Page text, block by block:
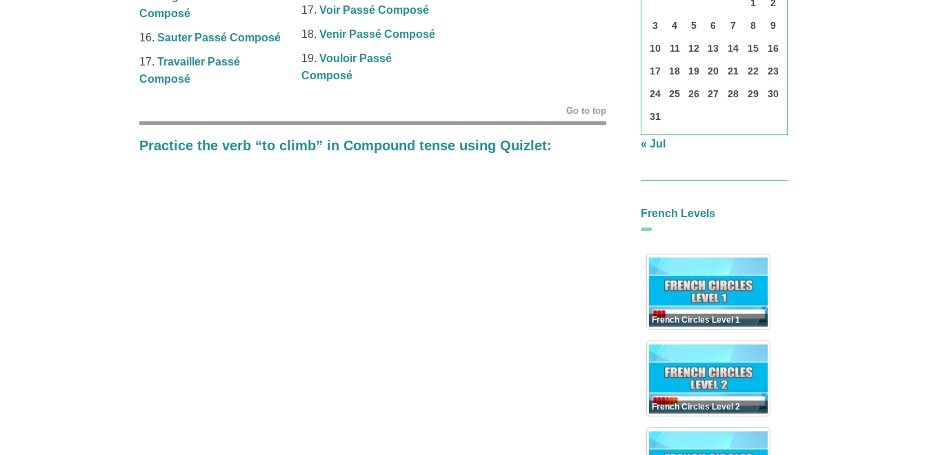
Composé
Sauter Passé Composé
Travailler Passé
Composé
Voir Passé Composé
Venir Passé Composé
Vouloir Passé
Composé
Go to top
Practice the verb “to climb” in Compound tense using Quizlet:
1 2
3 4 5 6 7 8 9
10 11 12 13 14 15 16
17 18 19 20 21 22 23
24 25 26 27 28 29 30
31
« Jul
French Levels
French Circles Level 1
French Circles Level 2